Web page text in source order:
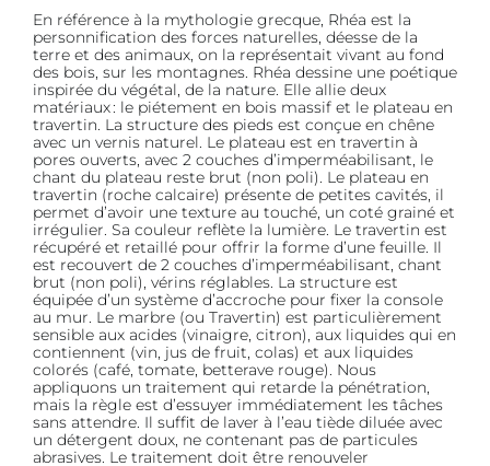
En référence à la mythologie grecque, Rhéa est la
personnification des forces naturelles, déesse de la
terre et des animaux, on la représentait vivant au fond
des bois, sur les montagnes. Rhéa dessine une poétique
inspirée du végétal, de la nature. Elle allie deux
matériaux : le piétement en bois massif et le plateau en
travertin. La structure des pieds est conçue en chêne
avec un vernis naturel. Le plateau est en travertin à
pores ouverts, avec 2 couches d’imperméabilisant, le
chant du plateau reste brut (non poli). Le plateau en
travertin (roche calcaire) présente de petites cavités, il
permet d’avoir une texture au touché, un coté grainé et
irrégulier. Sa couleur reflète la lumière. Le travertin est
récupéré et retaillé pour offrir la forme d’une feuille. Il
est recouvert de 2 couches d’imperméabilisant, chant
brut (non poli), vérins réglables. La structure est
équipée d’un système d’accroche pour fixer la console
au mur. Le marbre (ou Travertin) est particulièrement
sensible aux acides (vinaigre, citron), aux liquides qui en
contiennent (vin, jus de fruit, colas) et aux liquides
colorés (café, tomate, betterave rouge). Nous
appliquons un traitement qui retarde la pénétration,
mais la règle est d’essuyer immédiatement les tâches
sans attendre. Il suffit de laver à l’eau tiède diluée avec
un détergent doux, ne contenant pas de particules
abrasives. Le traitement doit être renouveler